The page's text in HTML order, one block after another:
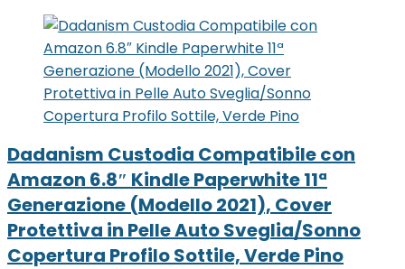
Dadanism Custodia Compatibile con
Amazon 6.8″ Kindle Paperwhite 11ª
Generazione (Modello 2021), Cover
Protettiva in Pelle Auto Sveglia/Sonno
Copertura Profilo Sottile, Verde Pino